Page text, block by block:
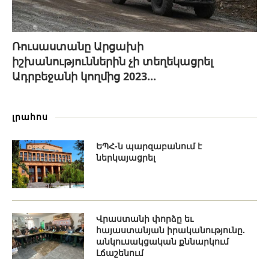
Ռուսաստանը Արցախի
իշխանություններին չի տեղեկացրել
Ադրբեջանի կողմից 2023...
լրահոս
ԵՊՀ-ն պարզաբանում է
ներկայացրել
Վրաստանի փորձը եւ
հայաստանյան իրականությունը.
անկուսակցական քննարկում
Լճաշենում